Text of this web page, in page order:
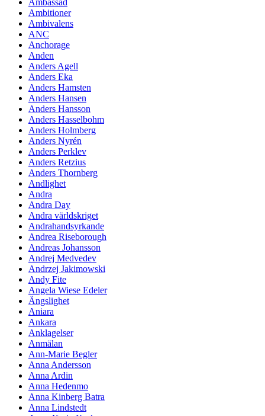
Ambitioner
Ambivalens
ANC
Anchorage
Anden
Anders Agell
Anders Eka
Anders Hamsten
Anders Hansen
Anders Hansson
Anders Hasselbohm
Anders Holmberg
Anders Nyrén
Anders Perklev
Anders Retzius
Anders Thornberg
Andlighet
Andra
Andra Day
Andra världskriget
Andrahandsyrkande
Andrea Riseborough
Andreas Johansson
Andrej Medvedev
Andrzej Jakimowski
Andy Fite
Angela Wiese Edeler
Ängslighet
Aniara
Ankara
Anklagelser
Anmälan
Ann-Marie Begler
Anna Andersson
Anna Ardin
Anna Hedenmo
Anna Kinberg Batra
Anna Lindstedt